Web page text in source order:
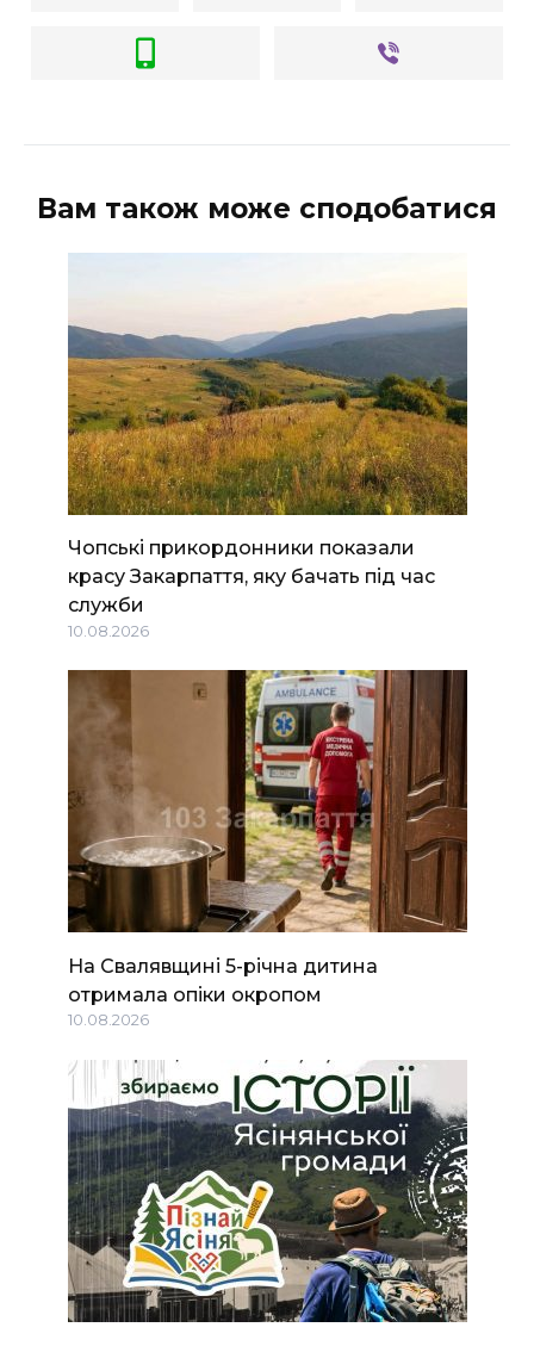
Вам також може сподобатися
Чопські прикордонники показали
красу Закарпаття, яку бачать під час
служби
10.08.2026
На Свалявщині 5-річна дитина
отримала опіки окропом
10.08.2026